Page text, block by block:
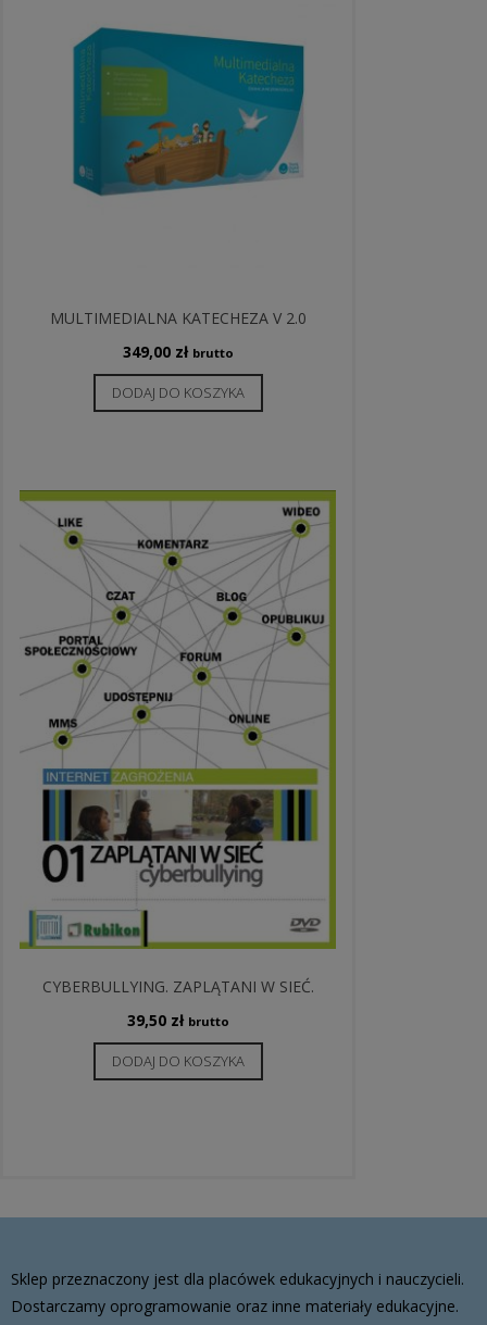
MULTIMEDIALNA KATECHEZA V 2.0
349,00 zł brutto
DODAJ DO KOSZYKA
CYBERBULLYING. ZAPLĄTANI W SIEĆ.
39,50 zł brutto
DODAJ DO KOSZYKA
Sklep przeznaczony jest dla placówek edukacyjnych i nauczycieli.
Dostarczamy oprogramowanie oraz inne materiały edukacyjne.